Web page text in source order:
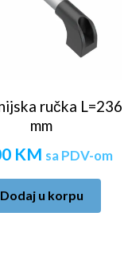
ručka L=236
mm
KM sa PDV-om
Dodaj u korpu